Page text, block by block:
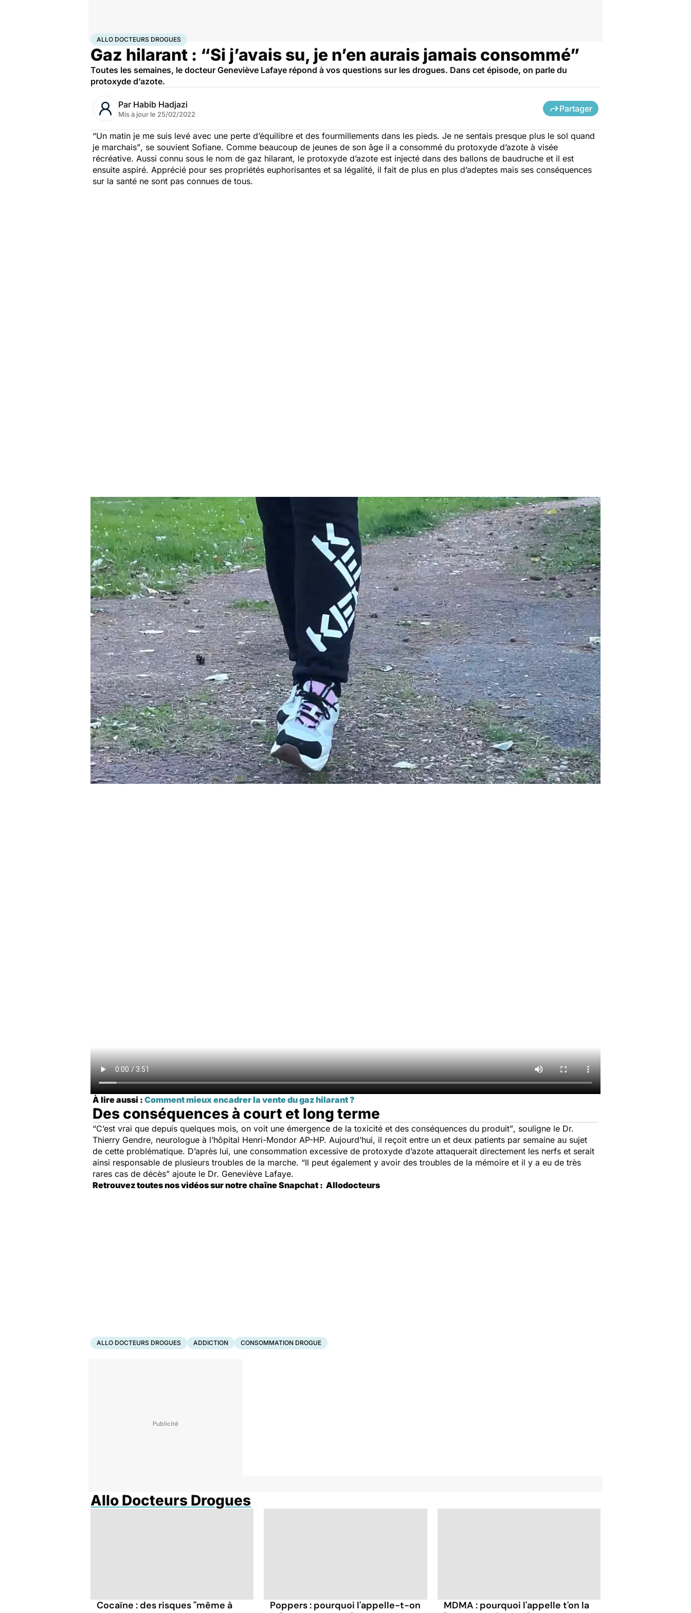
AccueilSantéMaladiesDrogues et addictions
ALLO DOCTEURS DROGUES
Gaz hilarant : “Si j’avais su, je n’en aurais jamais consommé”
Toutes les semaines, le docteur Geneviève Lafaye répond à vos questions sur les drogues. Dans cet épisode, on parle du
protoxyde d’azote.
Par Habib Hadjazi
Mis à jour le 25/02/2022
Partager
“Un matin je me suis levé avec une perte d’équilibre et des fourmillements dans les pieds. Je ne sentais presque plus le sol quand
je marchais”, se souvient Sofiane. Comme beaucoup de jeunes de son âge il a consommé du protoxyde d’azote à visée
récréative. Aussi connu sous le nom de gaz hilarant, le protoxyde d’azote est injecté dans des ballons de baudruche et il est
ensuite aspiré. Apprécié pour ses propriétés euphorisantes et sa légalité, il fait de plus en plus d’adeptes mais ses conséquences
sur la santé ne sont pas connues de tous.
À lire aussi : Comment mieux encadrer la vente du gaz hilarant ?
Des conséquences à court et long terme
“C’est vrai que depuis quelques mois, on voit une émergence de la toxicité et des conséquences du produit”, souligne le Dr.
Thierry Gendre, neurologue à l’hôpital Henri-Mondor AP-HP. Aujourd’hui, il reçoit entre un et deux patients par semaine au sujet
de cette problématique. D’après lui, une consommation excessive de protoxyde d’azote attaquerait directement les nerfs et serait
ainsi responsable de plusieurs troubles de la marche. “Il peut également y avoir des troubles de la mémoire et il y a eu de très
rares cas de décès” ajoute le Dr. Geneviève Lafaye.
Retrouvez toutes nos vidéos sur notre chaîne Snapchat : Allodocteurs
ALLO DOCTEURS DROGUES ADDICTION CONSOMMATION DROGUE
Allo Docteurs Drogues
Cocaïne : des risques "même à
Poppers : pourquoi l'appelle-t-on
MDMA : pourquoi l'appelle t'on la